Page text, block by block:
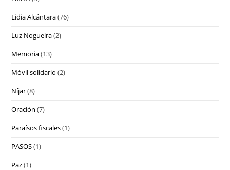
Lidia Alcántara(76)
Luz Nogueira(2)
Memoria(13)
Móvil solidario (2)
Níjar(8)
Oración (7)
Paraísos fiscales(1)
PASOS(1)
Paz(1)